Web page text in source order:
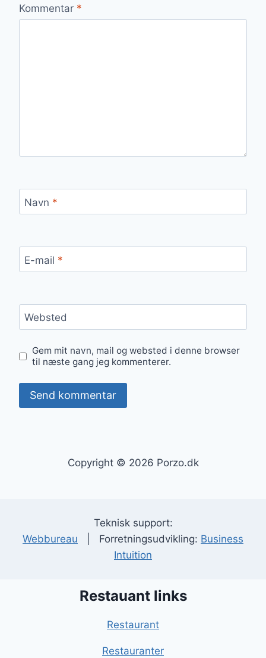
Kommentar *
Navn *
E-mail *
Websted
Gem mit navn, mail og websted i denne browser
til næste gang jeg kommenterer.
Copyright © 2026 Porzo.dk
Teknisk support:
Webbureau | Forretningsudvikling: Business
Intuition
Restauant links
Restaurant
Restauranter